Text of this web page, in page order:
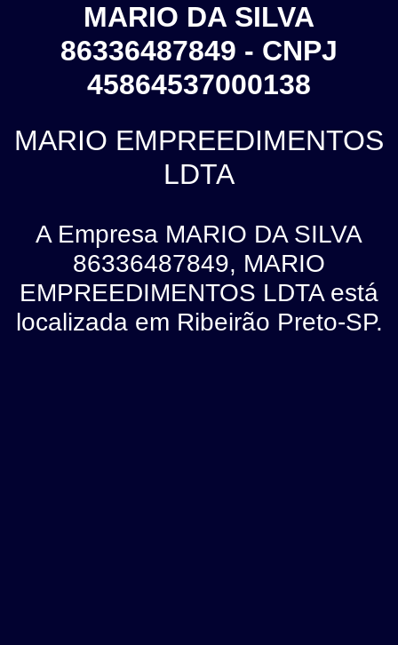
MARIO DA SILVA
86336487849 - CNPJ
45864537000138
MARIO EMPREEDIMENTOS
LDTA
A Empresa MARIO DA SILVA
86336487849, MARIO
EMPREEDIMENTOS LDTA está
localizada em Ribeirão Preto-SP.